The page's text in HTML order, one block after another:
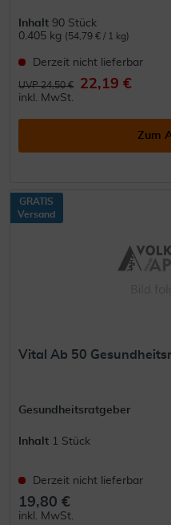
Inhalt 90 Stück
0.405 kg (54,79 € / 1 kg)
Derzeit nicht lieferbar
UVP 24,50 € 22,19 €
inkl. MwSt.
Zum
GRATIS
Versand
Vital Ab 50
Gesundheitsratgeber
Inhalt 1 Stück
Derzeit nicht lieferbar
19,80 €
inkl. MwSt.